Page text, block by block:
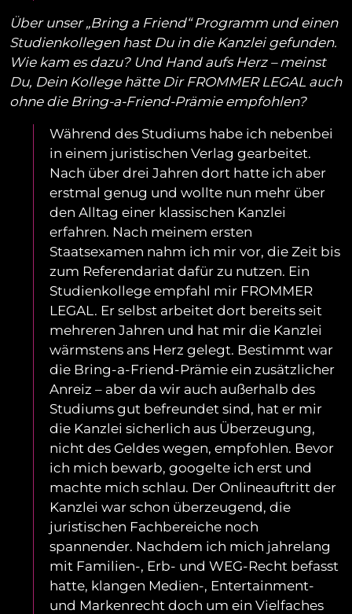
Über unser „Bring a Friend“ Programm und einen
Studienkollegen hast Du in die Kanzlei gefunden.
Wie kam es dazu? Und Hand aufs Herz – meinst
Du, Dein Kollege hätte Dir FROMMER LEGAL auch
ohne die Bring-a-Friend-Prämie empfohlen?
Während des Studiums habe ich nebenbei
in einem juristischen Verlag gearbeitet.
Nach über drei Jahren dort hatte ich aber
erstmal genug und wollte nun mehr über
den Alltag einer klassischen Kanzlei
erfahren. Nach meinem ersten
Staatsexamen nahm ich mir vor, die Zeit bis
zum Referendariat dafür zu nutzen. Ein
Studienkollege empfahl mir FROMMER
LEGAL. Er selbst arbeitet dort bereits seit
mehreren Jahren und hat mir die Kanzlei
wärmstens ans Herz gelegt. Bestimmt war
die Bring-a-Friend-Prämie ein zusätzlicher
Anreiz – aber da wir auch außerhalb des
Studiums gut befreundet sind, hat er mir
die Kanzlei sicherlich aus Überzeugung,
nicht des Geldes wegen, empfohlen. Bevor
ich mich bewarb, googelte ich erst und
machte mich schlau. Der Onlineauftritt der
Kanzlei war schon überzeugend, die
juristischen Fachbereiche noch
spannender. Nachdem ich mich jahrelang
mit Familien-, Erb- und WEG-Recht befasst
hatte, klangen Medien-, Entertainment-
und Markenrecht doch um ein Vielfaches